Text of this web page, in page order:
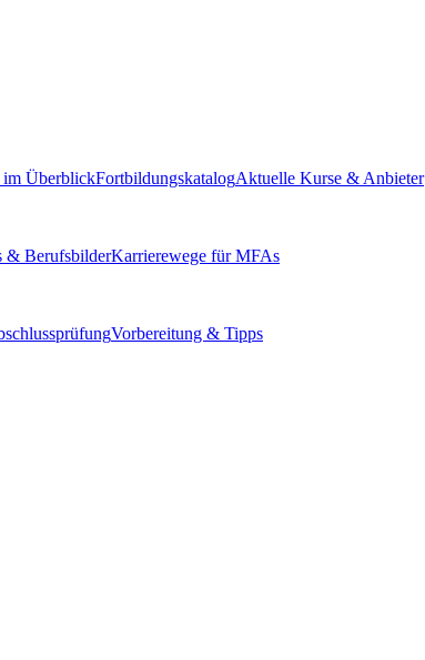
im ÜberblickFortbildungskatalogAktuelle Kurse & Anbieter
& BerufsbilderKarrierewege für MFAs
Vorbereitung & Tipps